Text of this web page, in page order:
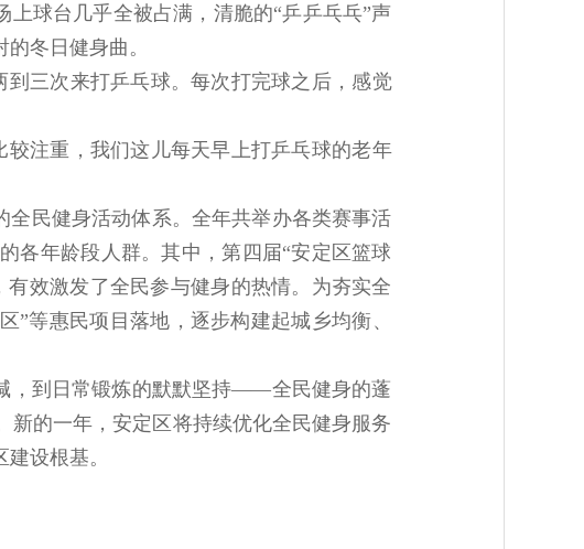
球台几乎全被占满，清脆的“乒乒乓乓”声
冬日健身曲。
三次来打乒乓球。每次打完球之后，感觉
注重，我们这儿每天早上打乒乓球的老年
民健身活动体系。全年共举办各类赛事活
各年龄段人群。其中，第四届“安定区篮球
效激发了全民参与健身的热情。为夯实全
”等惠民项目落地，逐步构建起城乡均衡、
，到日常锻炼的默默坚持——全民健身的蓬
的一年，安定区将持续优化全民健身服务
设根基。